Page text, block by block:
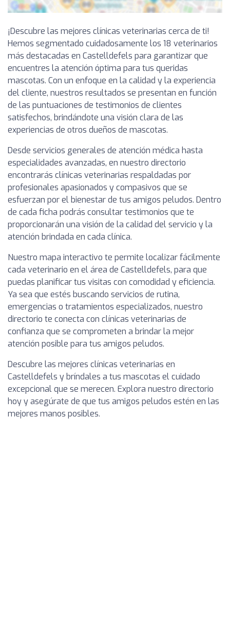
¡Descubre las mejores clínicas veterinarias cerca de ti!
Hemos segmentado cuidadosamente los 18 veterinarios
más destacadas en Castelldefels para garantizar que
encuentres la atención óptima para tus queridas
mascotas. Con un enfoque en la calidad y la experiencia
del cliente, nuestros resultados se presentan en función
de las puntuaciones de testimonios de clientes
satisfechos, brindándote una visión clara de las
experiencias de otros dueños de mascotas.
Desde servicios generales de atención médica hasta
especialidades avanzadas, en nuestro directorio
encontrarás clínicas veterinarias respaldadas por
profesionales apasionados y compasivos que se
esfuerzan por el bienestar de tus amigos peludos. Dentro
de cada ficha podrás consultar testimonios que te
proporcionarán una visión de la calidad del servicio y la
atención brindada en cada clínica.
Nuestro mapa interactivo te permite localizar fácilmente
cada veterinario en el área de Castelldefels, para que
puedas planificar tus visitas con comodidad y eficiencia.
Ya sea que estés buscando servicios de rutina,
emergencias o tratamientos especializados, nuestro
directorio te conecta con clínicas veterinarias de
confianza que se comprometen a brindar la mejor
atención posible para tus amigos peludos.
Descubre las mejores clínicas veterinarias en
Castelldefels y bríndales a tus mascotas el cuidado
excepcional que se merecen. Explora nuestro directorio
hoy y asegúrate de que tus amigos peludos estén en las
mejores manos posibles.